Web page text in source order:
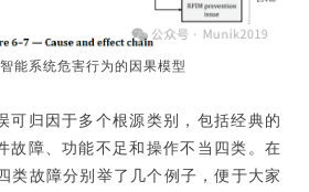
能系统危害行为的因果模型
可归因于多个根源类别，包括经典的
故障、功能不足和操作不当四类。在
类故障分别举了几个例子，便于大家